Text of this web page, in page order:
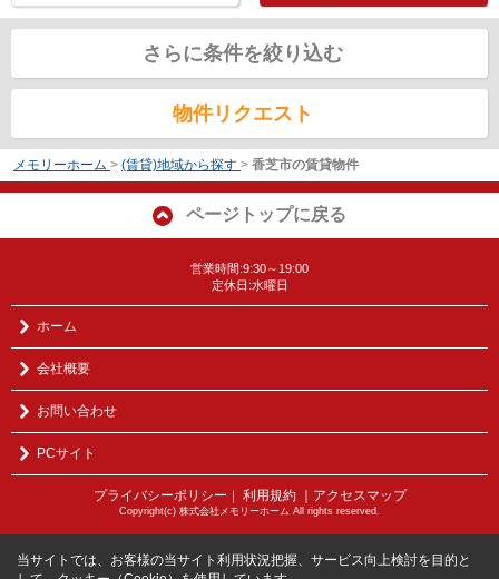
さらに条件を絞り込む
物件リクエスト
メモリーホーム > (賃貸)地域から探す > 香芝市の賃貸物件
ページトップに戻る
営業時間:9:30～19:00
定休日:水曜日
ホーム
会社概要
お問い合わせ
PCサイト
プライバシーポリシー ｜ 利用規約 ｜アクセスマップ
Copyright(c) 株式会社メモリーホーム All rights reserved.
当サイトでは、お客様の当サイト利用状況把握、サービス向上検討を目的と